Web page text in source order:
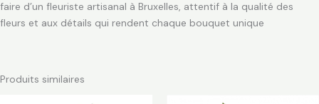
faire d’un fleuriste artisanal à Bruxelles, attentif à la qualité des
fleurs et aux détails qui rendent chaque bouquet unique
Produits similaires